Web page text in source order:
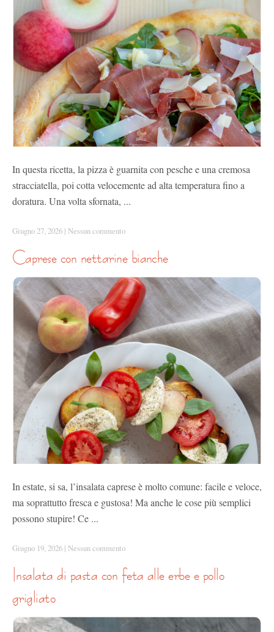
In questa ricetta, la pizza è guarnita con pesche e una cremosa
stracciatella, poi cotta velocemente ad alta temperatura fino a
doratura. Una volta sfornata, ...
Giugno 27, 2026 | Nessun commento
caprese con nettarine bianche
In estate, si sa, l’insalata caprese è molto comune: facile e veloce,
ma soprattutto fresca e gustosa! Ma anche le cose più semplici
possono stupire! Ce ...
Giugno 19, 2026 | Nessun commento
insalata di pasta con feta alle erbe e pollo
grigliato